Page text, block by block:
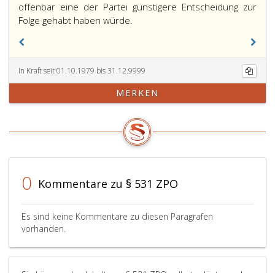
offenbar eine der Partei günstigere Entscheidung zur
Folge gehabt haben würde.
auch
zur
Ausführung
der
Sinne
des
Paragraph
Absatz
von
der
ausgeschlossenen
In Kraft seit 01.10.1979 bis 31.12.9999
MERKEN
0 Kommentare zu § 531 ZPO
Es sind keine Kommentare zu diesen Paragrafen
vorhanden.